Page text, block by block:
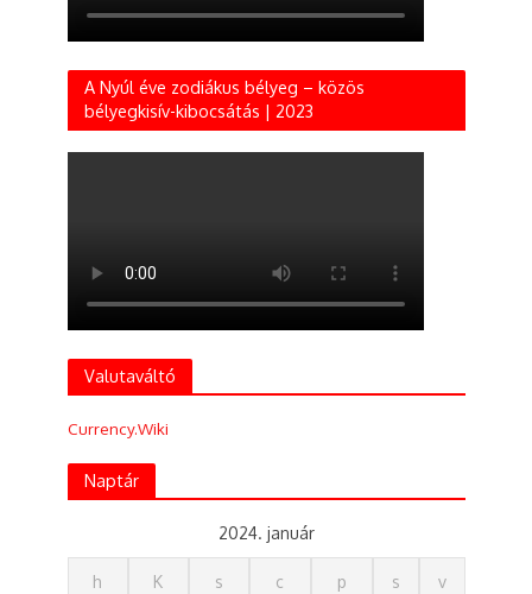
A Nyúl éve zodiákus bélyeg – közös
bélyegkisív-kibocsátás | 2023
Valutaváltó
Currency.Wiki
Naptár
2024. január
h K s c p s v